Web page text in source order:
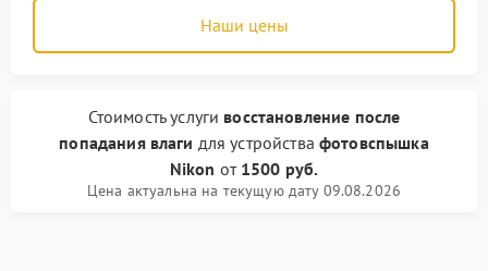
Наши цены
Стоимость услуги восстановление после
попадания влаги для устройства фотовспышка
Nikon от 1500 руб.
Цена актуальна на текущую дату 09.08.2026